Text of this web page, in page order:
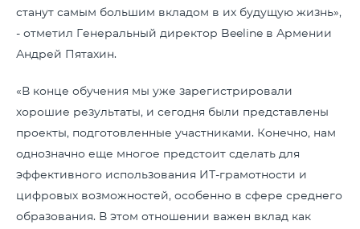
станут самым большим вкладом в их будущую жизнь»,
- отметил Генеральный директор Beeline в Армении
Андрей Пятахин.
«В конце обучения мы уже зарегистрировали
хорошие результаты, и сегодня были представлены
проекты, подготовленные участниками. Конечно, нам
однозначно еще многое предстоит сделать для
эффективного использования ИТ-грамотности и
цифровых возможностей, особенно в сфере среднего
образования. В этом отношении важен вклад как